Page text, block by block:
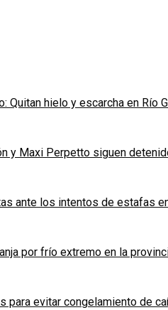
Quitan hielo y escarcha en Río
y Maxi Perpetto siguen
ante los intentos de estafas
por frío extremo en la
para evitar congelamiento de